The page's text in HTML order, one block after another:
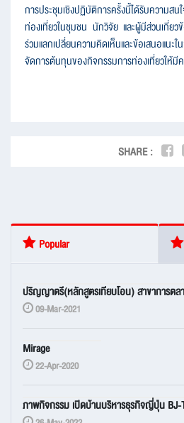
การประชุมเชิงปฏิบัติการครั้งนี้ได้รับความส
ท่องเที่ยวในชุมชน นักวิจัย และผู้มีส่วนเกี่ยว
ร่วมแลกเปลี่ยนความคิดเห็นและข้อเสนอแนะ
จัดการต้นทุนของกิจกรรมการท่องเที่ยวให้มี
SHARE :
Popular
ปริญญาตรี(หลักสูตรเทียบโอน) สาขาการตลา
09-Mar-2021
Mirage
22-Apr-2020
ภาพกิจกรรม เปิดบ้านบริหารธุรกิจญี่ปุ่น BJ-